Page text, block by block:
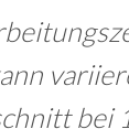
bei